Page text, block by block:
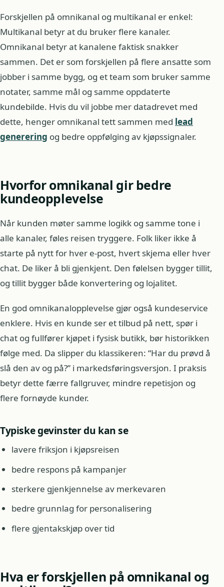
Forskjellen på omnikanal og multikanal er enkel:
Multikanal betyr at du bruker flere kanaler.
Omnikanal betyr at kanalene faktisk snakker
sammen. Det er som forskjellen på flere ansatte som
jobber i samme bygg, og et team som bruker samme
notater, samme mål og samme oppdaterte
kundebilde. Hvis du vil jobbe mer datadrevet med
dette, henger omnikanal tett sammen med lead
generering og bedre oppfølging av kjøpssignaler.
Hvorfor omnikanal gir bedre
kundeopplevelse
Når kunden møter samme logikk og samme tone i
alle kanaler, føles reisen tryggere. Folk liker ikke å
starte på nytt for hver e-post, hvert skjema eller hver
chat. De liker å bli gjenkjent. Den følelsen bygger tillit,
og tillit bygger både konvertering og lojalitet.
En god omnikanalopplevelse gjør også kundeservice
enklere. Hvis en kunde ser et tilbud på nett, spør i
chat og fullfører kjøpet i fysisk butikk, bør historikken
følge med. Da slipper du klassikeren: “Har du prøvd å
slå den av og på?” i markedsføringsversjon. I praksis
betyr dette færre fallgruver, mindre repetisjon og
flere fornøyde kunder.
Typiske gevinster du kan se
lavere friksjon i kjøpsreisen
bedre respons på kampanjer
sterkere gjenkjennelse av merkevaren
bedre grunnlag for personalisering
flere gjentakskjøp over tid
Hva er forskjellen på omnikanal og